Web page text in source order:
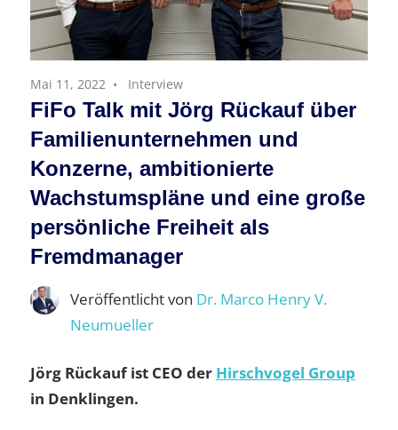
Mai 11, 2022 Interview
FiFo Talk mit Jörg Rückauf über
Familienunternehmen und
Konzerne, ambitionierte
Wachstumspläne und eine große
persönliche Freiheit als
Fremdmanager
Veröffentlicht von Dr. Marco Henry V.
Neumueller
Jörg Rückauf ist CEO der Hirschvogel Group
in Denklingen.